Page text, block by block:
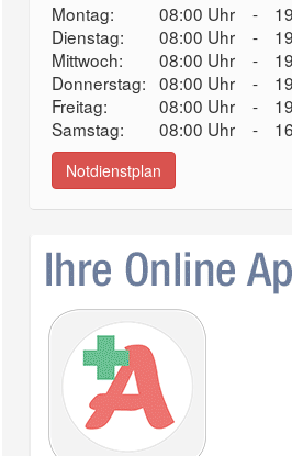
Montag: 08:00 Uhr -
Dienstag:
08:00 Uhr -
Mittwoch:
08:00 Uhr -
Donnerstag: 08:00 Uhr -
Freitag:
08:00 Uhr -
Samstag:
08:00 Uhr -
Notdienstplan